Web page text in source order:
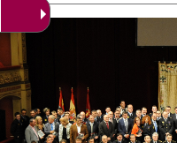
noticia